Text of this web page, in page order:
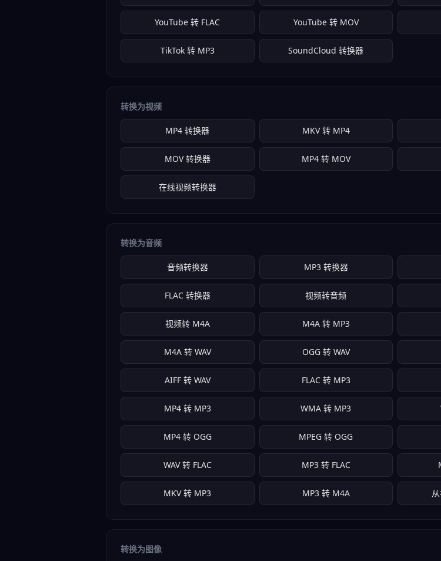
YouTube 转 FLAC YouTube 转 MOV
TikTok 转 MP3 SoundCloud 转换器
转换为视频
MP4 转换器 MKV 转 MP4
MOV 转换器 MP4 转 MOV
在线视频转换器
转换为音频
音频转换器 MP3 转换器
FLAC 转换器 视频转音频
视频转 M4A M4A 转 MP3
M4A 转 WAV OGG 转 WAV
AIFF 转 WAV FLAC 转 MP3
MP4 转 MP3 WMA 转 MP3
MP4 转 OGG MPEG 转 OGG
WAV 转 FLAC MP3 转 FLAC
MKV 转 MP3 MP3 转 M4A
转换为图像